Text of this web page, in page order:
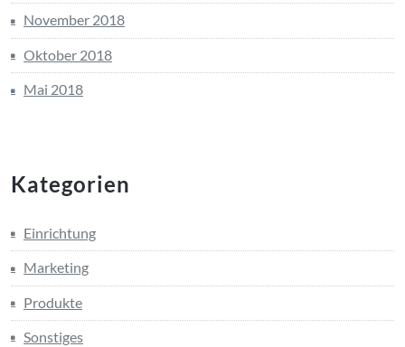
November 2018
Oktober 2018
Mai 2018
Kategorien
Einrichtung
Marketing
Produkte
Sonstiges